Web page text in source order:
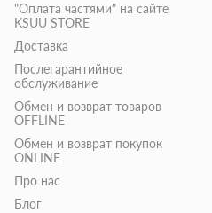
"Оплата частями" на сайте
KSUU STORE
Доставка
Послегарантийное
обслуживание
Обмен и возврат товаров
OFFLINE
Обмен и возврат покупок
ONLINE
Про нас
Блог